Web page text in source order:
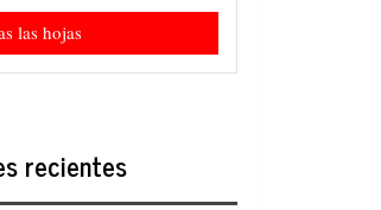
las hojas
recientes